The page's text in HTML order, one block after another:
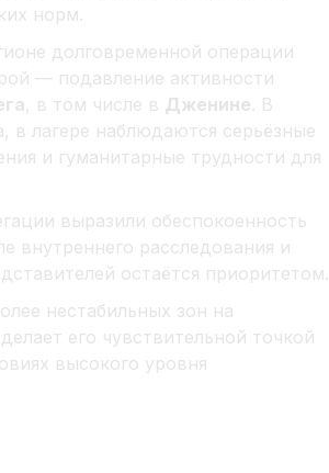
норм.
долговременной операции
— подавление активности
, в том числе в Дженине. В
в лагере наблюдаются серьёзные
и гуманитарные трудности для
выразили обеспокоенность
внутреннего расследования и
остаётся приоритетом.
нестабильных зон на
его чувствительной точкой
высокого уровня